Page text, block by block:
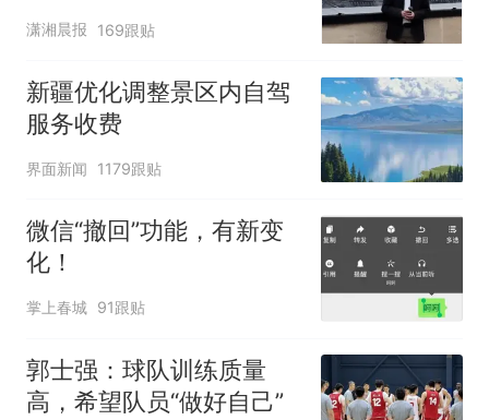
潇湘晨报 169跟贴
新疆优化调整景区内自驾
服务收费
界面新闻 1179跟贴
微信“撤回”功能，有新变
化！
掌上春城 91跟贴
郭士强：球队训练质量
高，希望队员“做好自己”